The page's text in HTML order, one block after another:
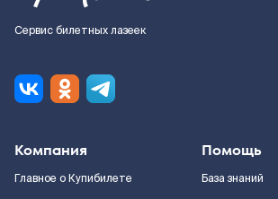
Сервис билетных лазеек
Компания
Главное о Купибилете
Помощь
База знаний